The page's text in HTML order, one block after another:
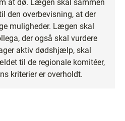
at dø. Lægen skal sammen
den overbevisning, at der
muligheder. Lægen skal
der også skal vurdere
aktiv dødshjælp, skal
til de regionale komitéer,
kriterier er overholdt.